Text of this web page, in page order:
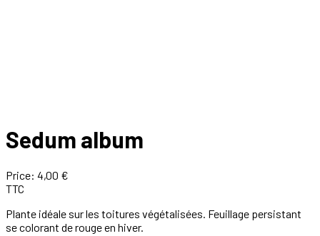
Sedum album
Price: 4,00 €
TTC
Plante idéale sur les toitures végétalisées. Feuillage persistant
se colorant de rouge en hiver.